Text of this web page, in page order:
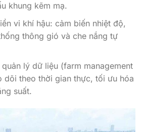
khung kẽm mạ.
vi khí hậu: cảm biến nhiệt độ,
thông gió và che nắng tự
lý dữ liệu (farm management
dõi theo thời gian thực, tối ưu hóa
suất.